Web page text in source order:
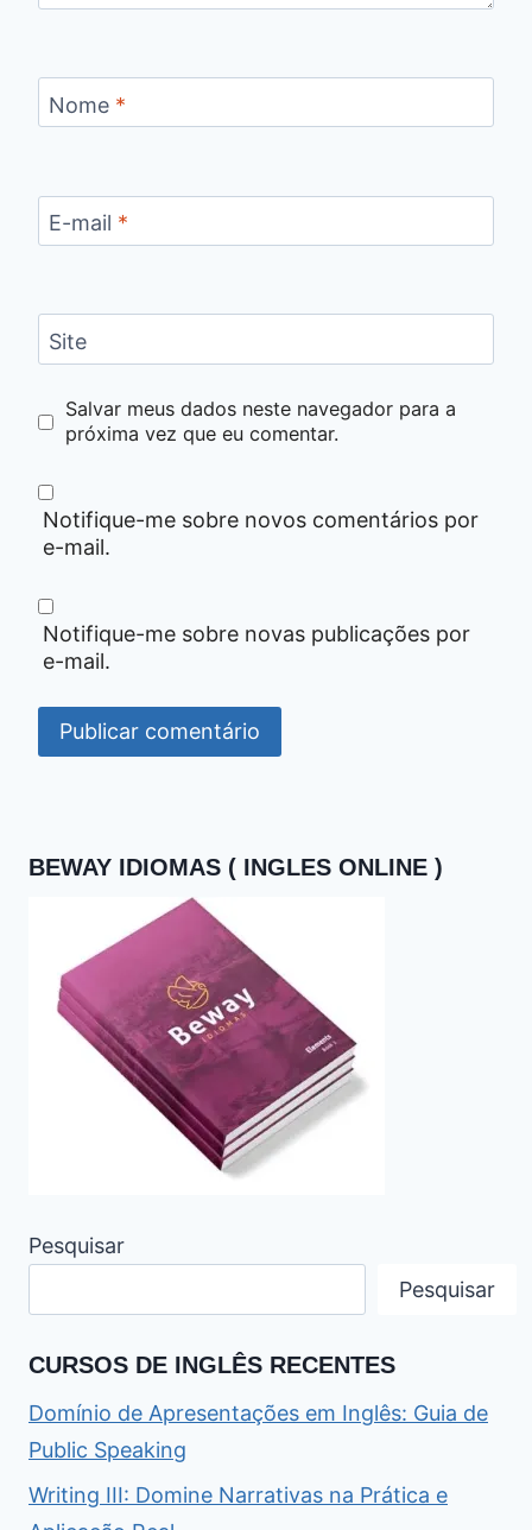
Nome *
E-mail *
Site
Salvar meus dados neste navegador para a
próxima vez que eu comentar.
Notifique-me sobre novos comentários por
e-mail.
Notifique-me sobre novas publicações por
e-mail.
BEWAY IDIOMAS ( INGLES ONLINE )
Pesquisar
Pesquisar
CURSOS DE INGLÊS RECENTES
Domínio de Apresentações em Inglês: Guia de
Public Speaking
Writing III: Domine Narrativas na Prática e